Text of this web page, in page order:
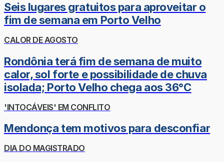
Seis lugares gratuitos para aproveitar o
fim de semana em Porto Velho
CALOR DE AGOSTO
Rondônia terá fim de semana de muito
calor, sol forte e possibilidade de chuva
isolada; Porto Velho chega aos 36°C
'INTOCÁVEIS' EM CONFLITO
Mendonça tem motivos para desconfiar
DIA DO MAGISTRADO